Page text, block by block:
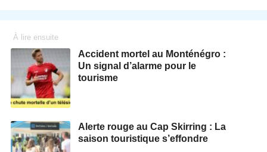
À lire ensuite
Accident mortel au Monténégro :
Un signal d’alarme pour le
tourisme
Alerte rouge au Cap Skirring : La
saison touristique s’effondre